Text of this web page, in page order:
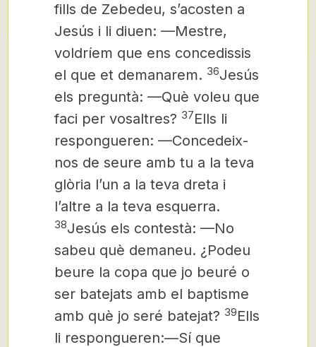
fills de Zebedeu, s’acosten a
Jesús i li diuen: —Mestre,
voldríem que ens concedissis
el que et demanarem. 36Jesús
els preguntà: —Què voleu que
faci per vosaltres? 37Ells li
respongueren: —Concedeix-
nos de seure amb tu a la teva
glòria l’un a la teva dreta i
l’altre a la teva esquerra.
38Jesús els contestà: —No
sabeu què demaneu. ¿Podeu
beure la copa que jo beuré o
ser batejats amb el baptisme
amb què jo seré batejat? 39Ells
li respongueren:—Sí que